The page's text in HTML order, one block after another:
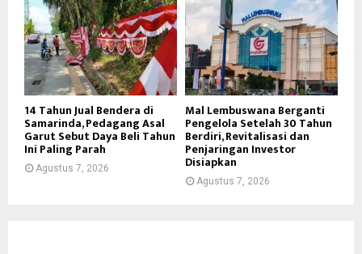
14 Tahun Jual Bendera di
Samarinda, Pedagang Asal
Garut Sebut Daya Beli Tahun
Ini Paling Parah
Agustus 7, 2026
Mal Lembuswana Berganti
Pengelola Setelah 30 Tahun
Berdiri, Revitalisasi dan
Penjaringan Investor
Disiapkan
Agustus 7, 2026